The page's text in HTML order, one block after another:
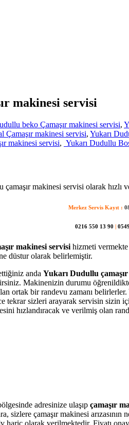
makinesi servisi
beko Çamaşır makinesi servisi,
Çamaşır makinesi servisi, Yukarı
makinesi servisi, Yukarı Dudullu
çamaşır makinesi servisi olarak hızlı
Merkez Servis Kayıt :
0216 550 13 90 |
makinesi servisi hizmeti vermekte
düstur olarak belirlemiştir.
anda Yukarı Dudullu
Makinenizin durumu
ortak bir randevu zamanı
sizleri arayarak servisin sizin
hızlandıracak ve verilmiş olan
adresinize ulaşıp çamaşır
sizlere çamaşır makinesi
olarak verilmektedir. Fiyatı